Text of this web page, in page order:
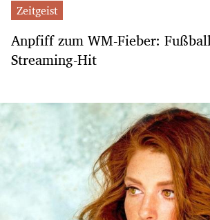
Zeitgeist
Anpfiff zum WM-Fieber:
Streaming-Hit